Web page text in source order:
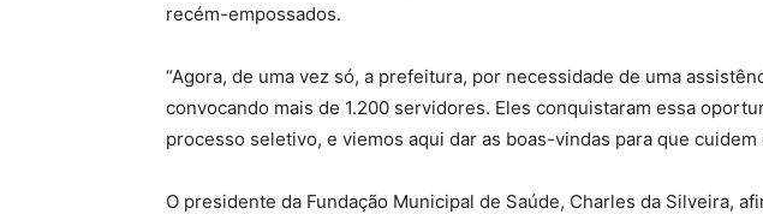
recém-empossados.
“Agora, de uma vez só, a prefeitura, por necessidade de uma
convocando mais de 1.200 servidores. Eles conquistaram essa
processo seletivo, e viemos aqui dar as boas-vindas para que cuidem
O presidente da Fundação Municipal de Saúde, Charles da Silveira,